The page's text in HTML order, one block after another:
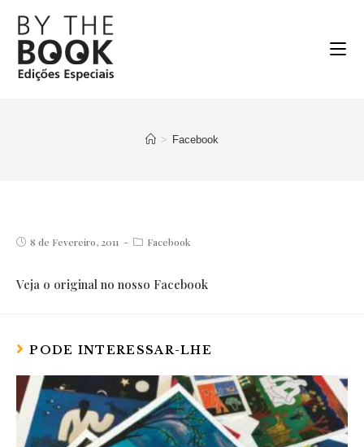
para
conteúdo
> Facebook
Post8 de Fevereiro, 2011
PostFacebook
Veja o original no nosso Facebook
PODE INTERESSAR-LHE